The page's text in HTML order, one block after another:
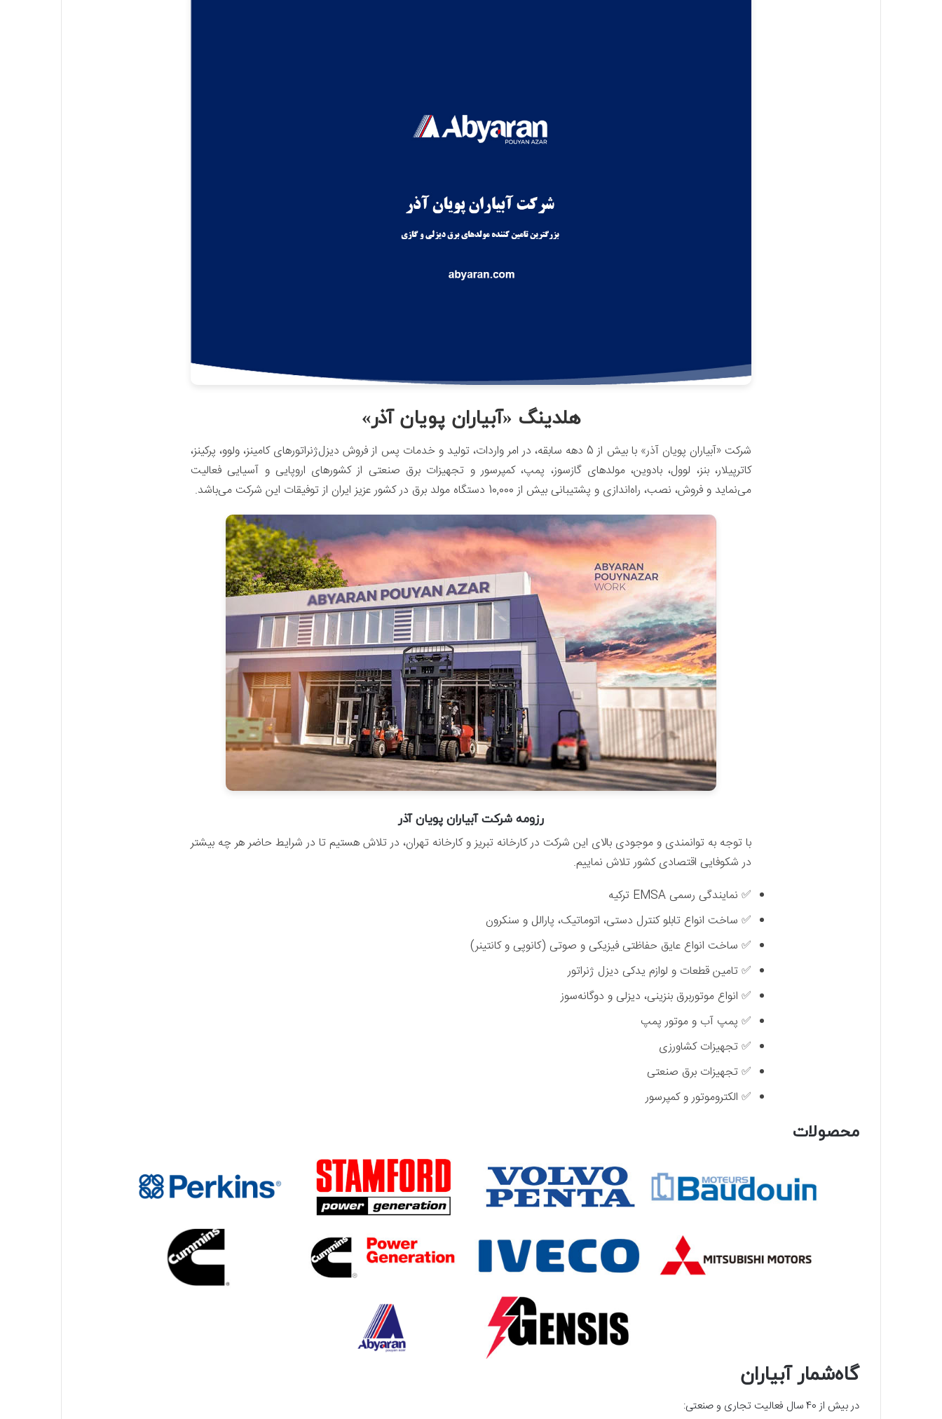
هلدینگ «آبیاران پویان آذر»
شرکت «آبیاران پویان آذر» با بیش از 5 دهه سابقه، در امر واردات، تولید و خدمات پس از فروش دیزل‌ژنراتورهای کامینز، ولوو، پرکینز،
کاترپیلار، بنز، لوول، بادوین، مولدهای گازسوز، پمپ، کمپرسور و تجهیزات برق صنعتی از کشورهای اروپایی و آسیایی فعالیت
می‌نماید و فروش، نصب، راه‌اندازی و پشتیبانی بیش از 10,000 دستگاه مولد برق در کشور عزیز ایران از توفیقات این شرکت می‌باشد.
رزومه شرکت آبیاران پویان آذر
با توجه به توانمندی و موجودی بالای این شرکت در کارخانه تبریز و کارخانه تهران، در تلاش هستیم تا در شرایط حاضر هر چه بیشتر
در شکوفایی اقتصادی کشور تلاش نماییم.
✅ نمایندگی رسمی EMSA ترکیه
✅ ساخت انواع تابلو کنترل دستی، اتوماتیک، پارالل و سنکرون
✅ ساخت انواع عایق حفاظتی فیزیکی و صوتی (کانوپی و کانتینر)
✅ تامین قطعات و لوازم یدکی دیزل ژنراتور
✅ انواع موتوربرق‌ بنزینی، دیزلی و دوگانه‌‌سوز
✅ پمپ آب و موتور پمپ
✅ تجهیزات کشاورزی
✅ تجهیزات برق صنعتی
✅ الکتروموتور و کمپرسور
محصولات
گاه‌شمار آبیاران
در بیش از 40 سال فعالیت تجاری و صنعتی: